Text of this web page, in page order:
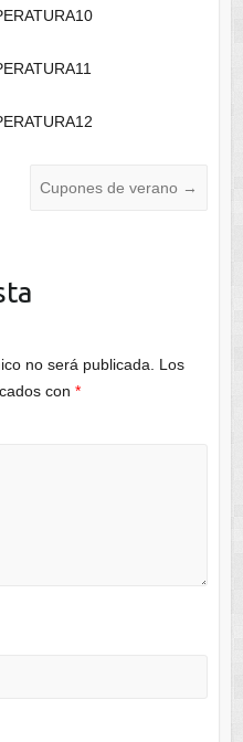
Cupones de verano →
no será publicada. Los
con *